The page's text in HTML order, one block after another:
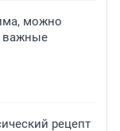
можно
важные
рецепт